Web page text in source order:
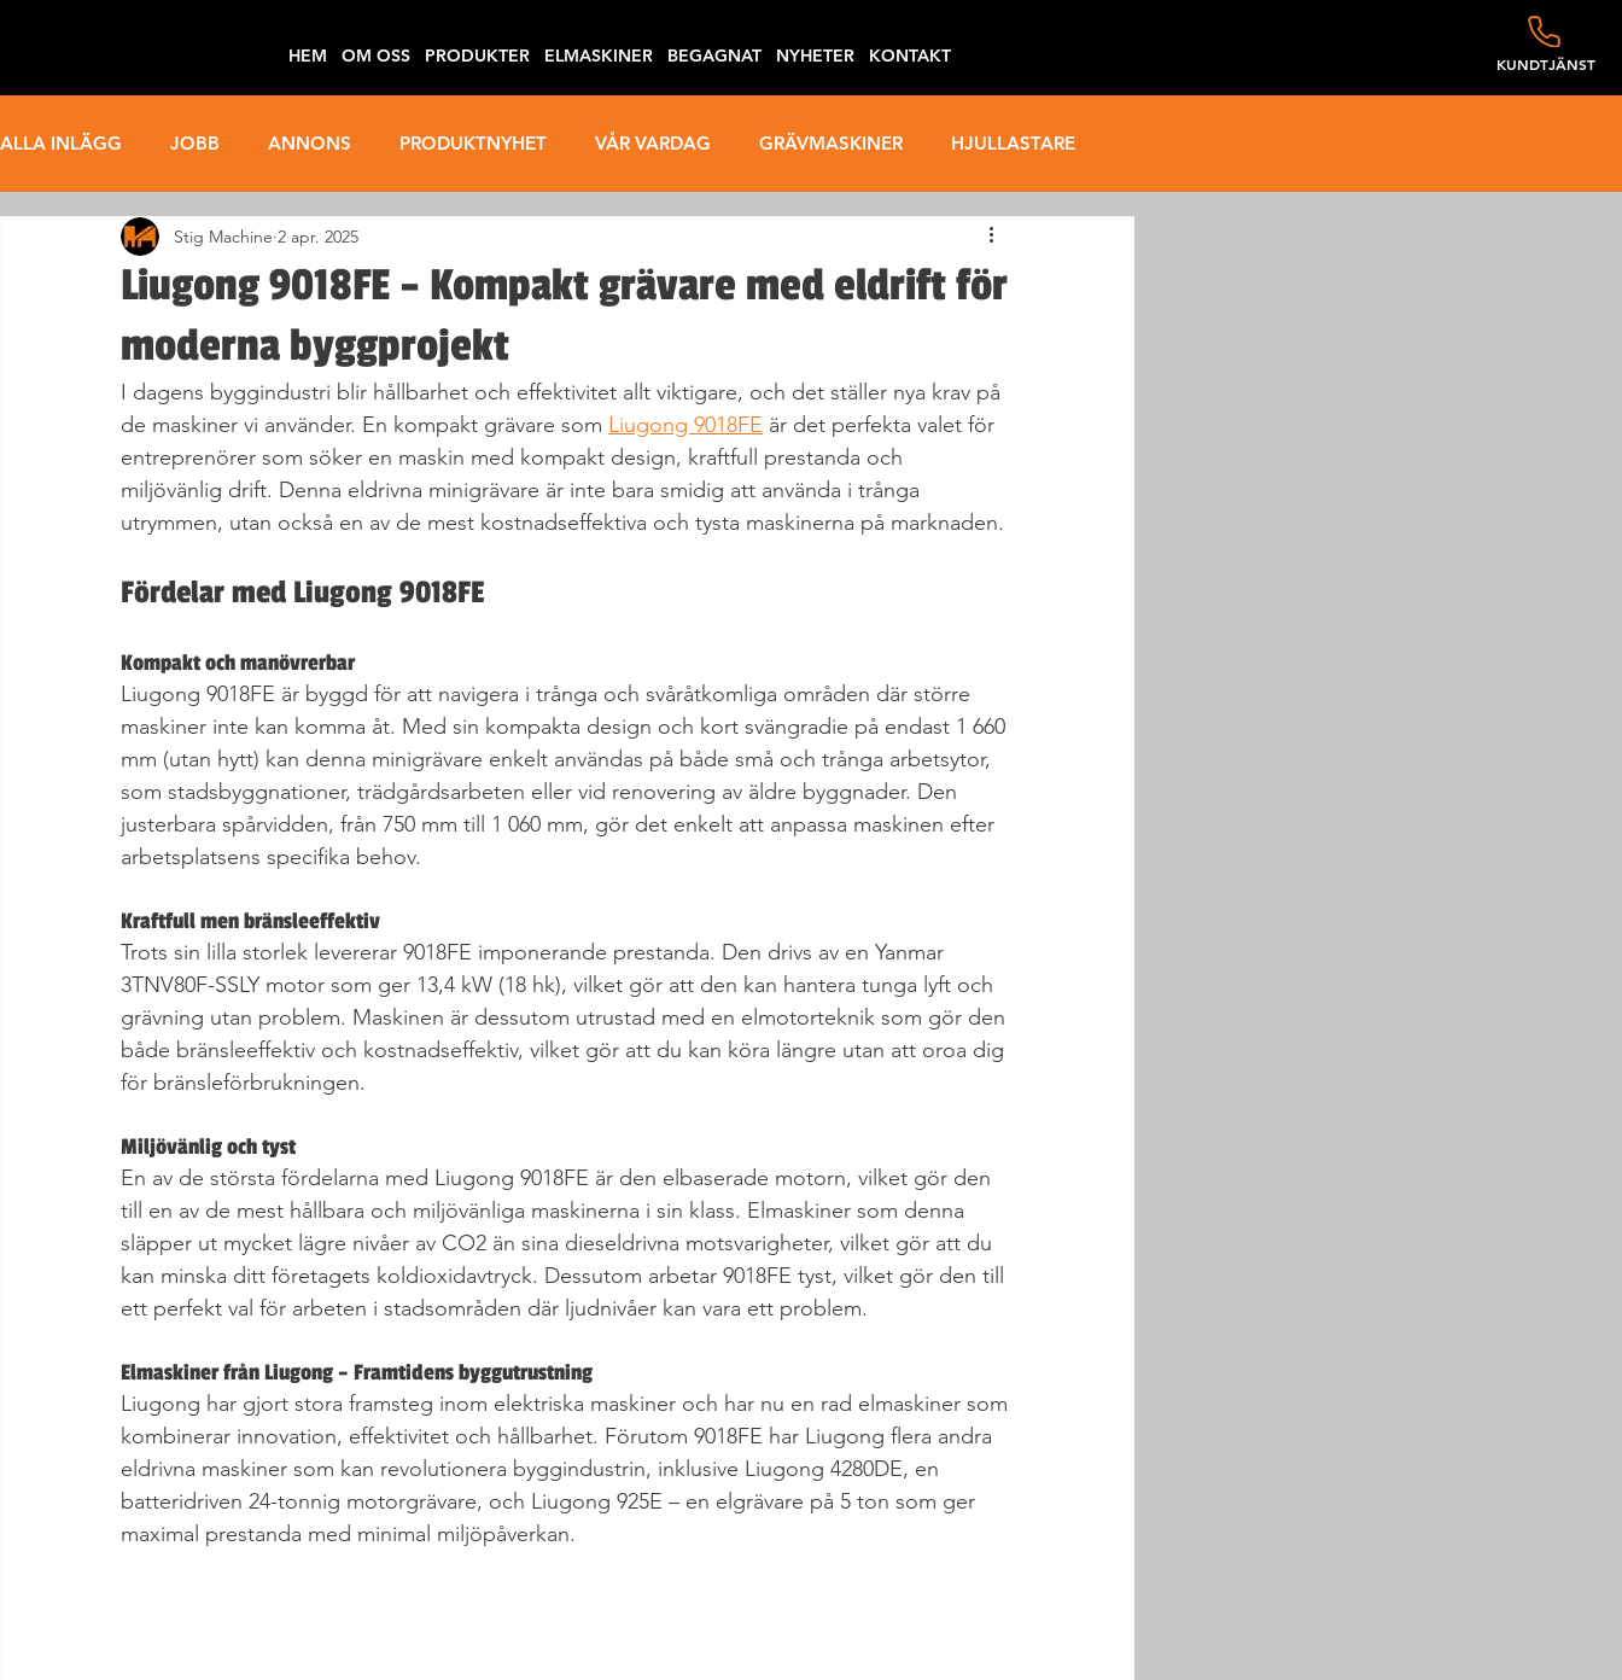
HEM OM OSS PRODUKTER ELMASKINER BEGAGNAT NYHETER KONTAKT KUNDTJÄNST
ALLA INLÄGG JOBB ANNONS PRODUKTNYHET VÅR VARDAG GRÄVMASKINER HJULLASTARE
ELMASKINER EFTERMARKNAD
Liugong 9018FE – Kompakt grävare med eldrift för
moderna byggprojekt
Stig Machine 2 apr. 2025
I dagens byggindustri blir hållbarhet och effektivitet allt viktigare, och det ställer nya krav på
de maskiner vi använder. En kompakt grävare som Liugong 9018FE är det perfekta valet för
entreprenörer som söker en maskin med kompakt design, kraftfull prestanda och
miljövänlig drift. Denna eldrivna minigrävare är inte bara smidig att använda i trånga
utrymmen, utan också en av de mest kostnadseffektiva och tysta maskinerna på marknaden.
Fördelar med Liugong 9018FE
Kompakt och manövrerbar
Liugong 9018FE är byggd för att navigera i trånga och svåråtkomliga områden där större
maskiner inte kan komma åt. Med sin kompakta design och kort svängradie på endast 1 660
mm (utan hytt) kan denna minigrävare enkelt användas på både små och trånga arbetsytor,
som stadsbyggnationer, trädgårdsarbeten eller vid renovering av äldre byggnader. Den
justerbara spårvidden, från 750 mm till 1 060 mm, gör det enkelt att anpassa maskinen efter
arbetsplatsens specifika behov.
Kraftfull men bränsleeffektiv
Trots sin lilla storlek levererar 9018FE imponerande prestanda. Den drivs av en Yanmar
3TNV80F-SSLY motor som ger 13,4 kW (18 hk), vilket gör att den kan hantera tunga lyft och
grävning utan problem. Maskinen är dessutom utrustad med en elmotorteknik som gör den
både bränsleeffektiv och kostnadseffektiv, vilket gör att du kan köra längre utan att oroa dig
för bränsleförbrukningen.
Miljövänlig och tyst
En av de största fördelarna med Liugong 9018FE är den elbaserade motorn, vilket gör den
till en av de mest hållbara och miljövänliga maskinerna i sin klass. Elmaskiner som denna
släpper ut mycket lägre nivåer av CO2 än sina dieseldrivna motsvarigheter, vilket gör att du
kan minska ditt företagets koldioxidavtryck. Dessutom arbetar 9018FE tyst, vilket gör den till
ett perfekt val för arbeten i stadsområden där ljudnivåer kan vara ett problem.
Elmaskiner från Liugong – Framtidens byggutrustning
Liugong har gjort stora framsteg inom elektriska maskiner och har nu en rad elmaskiner som
kombinerar innovation, effektivitet och hållbarhet. Förutom 9018FE har Liugong flera andra
eldrivna maskiner som kan revolutionera byggindustrin, inklusive Liugong 4280DE, en
batteridriven 24-tonnig motorgrävare, och Liugong 925E – en elgrävare på 5 ton som ger
maximal prestanda med minimal miljöpåverkan.